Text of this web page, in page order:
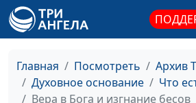
Главная Посмотреть
Архив
Духовное основание
Что
Вера в Бога и изгнание бесов
Гордость, самолюбие
и евангелие
Юлия
Елена
Евангелие — благая,
Юлия